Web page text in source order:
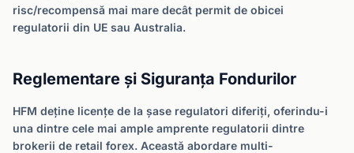
risc/recompensă mai mare decât permit de obicei
regulatorii din UE sau Australia.
Reglementare și Siguranța Fondurilor
HFM deține licențe de la șase regulatori diferiți, oferindu-i
una dintre cele mai ample amprente regulatorii dintre
brokerii de retail forex. Această abordare multi-